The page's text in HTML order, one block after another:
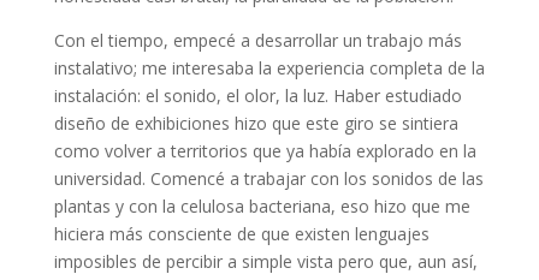
Con el tiempo, empecé a desarrollar un trabajo más
instalativo; me interesaba la experiencia completa de la
instalación: el sonido, el olor, la luz. Haber estudiado
diseño de exhibiciones hizo que este giro se sintiera
como volver a territorios que ya había explorado en la
universidad. Comencé a trabajar con los sonidos de las
plantas y con la celulosa bacteriana, eso hizo que me
hiciera más consciente de que existen lenguajes
imposibles de percibir a simple vista pero que, aun así,